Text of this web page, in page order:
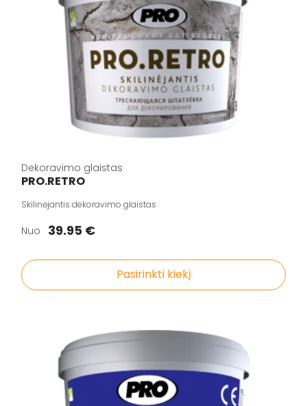
Dekoravimo glaistas
PRO.RETRO
Skilinėjantis dekoravimo glaistas
Nuo 39.95 €
Pasirinkti kiekį